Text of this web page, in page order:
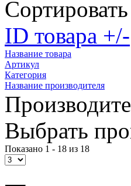
ID товара +/-
Название товара
Артикул
Категория
Название производителя
Выбрать
Показано 1 - 18 из 18